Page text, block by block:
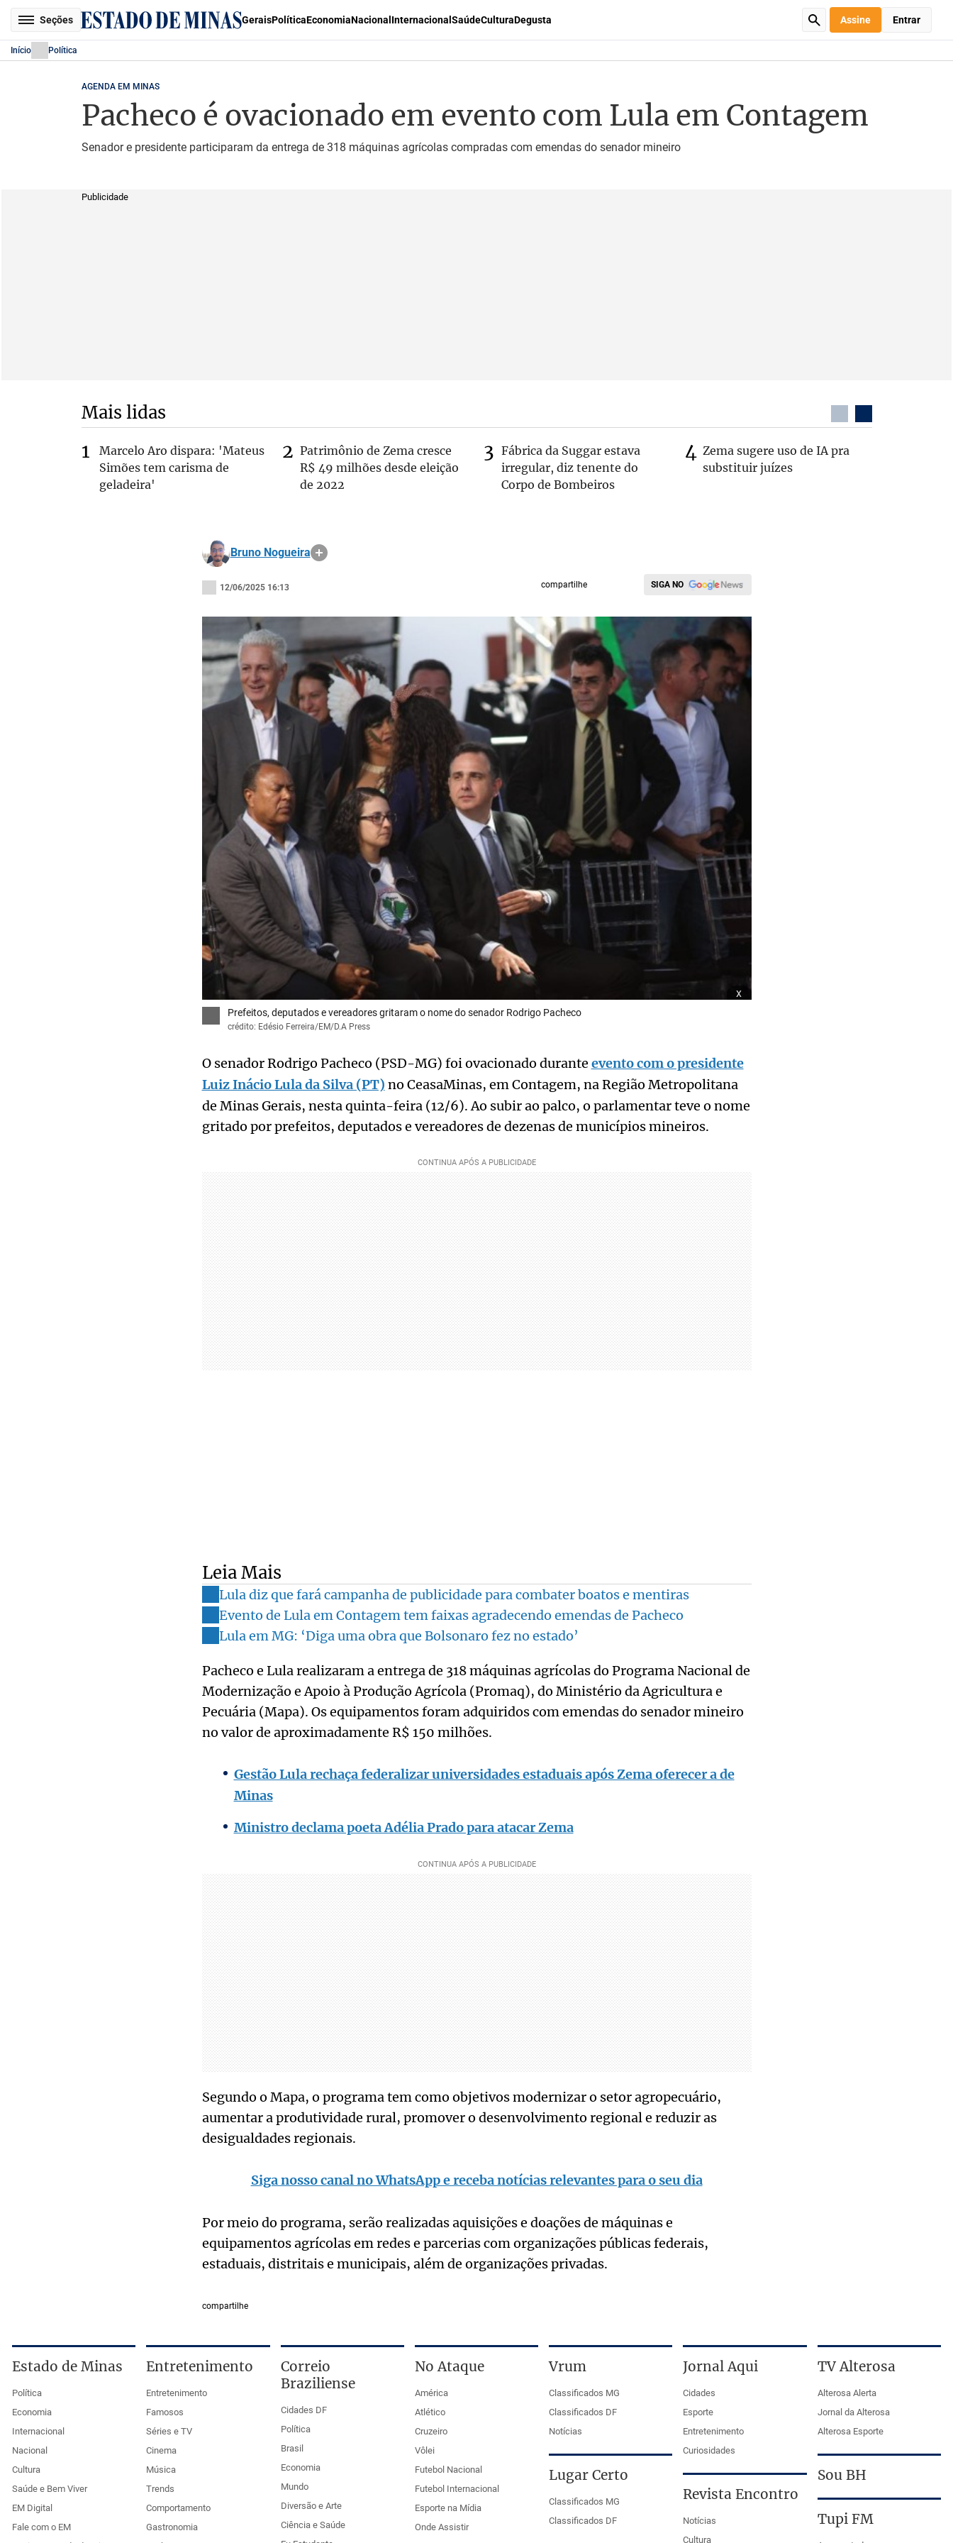
Seções GeraisPolíticaEconomiaNacional Internacional SaúdeCulturaDegusta Assine Entrar
Início Política
AGENDA EM MINAS
Pacheco é ovacionado em evento com Lula em Contagem
Senador e presidente participaram da entrega de 318 máquinas agrícolas compradas com emendas do senador mineiro
Publicidade
Mais lidas
Marcelo Aro dispara: 'Mateus
Simões tem carisma de
geladeira'
Patrimônio de Zema cresce
R$ 49 milhões desde eleição
de 2022
Fábrica da Suggar estava
irregular, diz tenente do
Corpo de Bombeiros
Zema sugere uso de IA pra
substituir juízes
Bruno Nogueira
12/06/2025 16:13 compartilhe SIGA NO
x
Prefeitos, deputados e vereadores gritaram o nome do senador Rodrigo Pacheco
crédito: Edésio Ferreira/EM/D.A Press
O senador Rodrigo Pacheco (PSD-MG) foi ovacionado durante evento com o presidente
Luiz Inácio Lula da Silva (PT) no CeasaMinas, em Contagem, na Região Metropolitana
de Minas Gerais, nesta quinta-feira (12/6). Ao subir ao palco, o parlamentar teve o nome
gritado por prefeitos, deputados e vereadores de dezenas de municípios mineiros.
Leia Mais
Lula diz que fará campanha de publicidade para combater boatos e mentiras
Evento de Lula em Contagem tem faixas agradecendo emendas de Pacheco
Lula em MG: ‘Diga uma obra que Bolsonaro fez no estado’
Pacheco e Lula realizaram a entrega de 318 máquinas agrícolas do Programa Nacional de
Modernização e Apoio à Produção Agrícola (Promaq), do Ministério da Agricultura e
Pecuária (Mapa). Os equipamentos foram adquiridos com emendas do senador mineiro
no valor de aproximadamente R$ 150 milhões.
Gestão Lula rechaça federalizar universidades estaduais após Zema oferecer a de
Minas
Ministro declama poeta Adélia Prado para atacar Zema
Segundo o Mapa, o programa tem como objetivos modernizar o setor agropecuário,
aumentar a produtividade rural, promover o desenvolvimento regional e reduzir as
desigualdades regionais.
Siga nosso canal no WhatsApp e receba notícias relevantes para o seu dia
Por meio do programa, serão realizadas aquisições e doações de máquinas e
equipamentos agrícolas em redes e parcerias com organizações públicas federais,
estaduais, distritais e municipais, além de organizações privadas.
compartilhe
Estado de Minas
Política
Economia
Internacional
Nacional
Cultura
Saúde e Bem Viver
EM Digital
Fale com o EM
Entretenimento
Entretenimento
Famosos
Séries e TV
Cinema
Música
Trends
Comportamento
Gastronomia
Correio
Braziliense
Cidades DF
Política
Brasil
Economia
Mundo
Diversão e Arte
Ciência e Saúde
No Ataque
América
Atlético
Cruzeiro
Vôlei
Futebol Nacional
Futebol Internacional
Esporte na Mídia
Onde Assistir
Vrum
Classificados MG
Classificados DF
Notícias
Lugar Certo
Classificados MG
Classificados DF
Jornal Aqui
Cidades
Esporte
Entretenimento
Curiosidades
Revista Encontro
Notícias
Cultura
TV Alterosa
Alterosa Alerta
Jornal da Alterosa
Alterosa Esporte
Sou BH
Tupi FM